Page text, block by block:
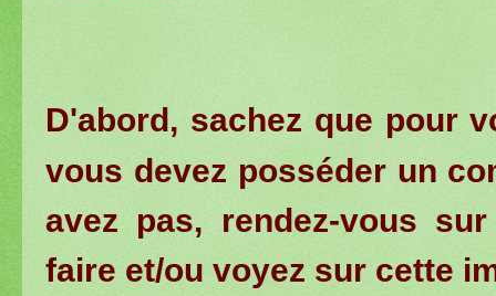
D'abord, sachez que pour
vous devez posséder un
avez pas, rendez-vous
faire et/ou voyez sur cette